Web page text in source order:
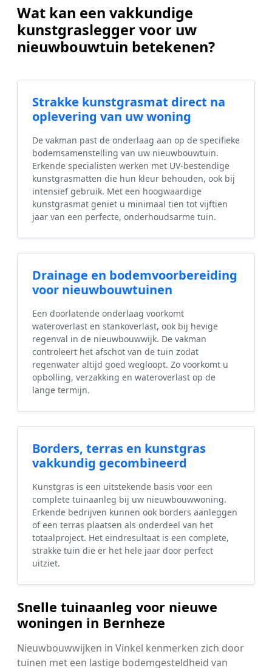
Wat kan een vakkundige
kunstgraslegger voor uw
nieuwbouwtuin betekenen?
Strakke kunstgrasmat direct na
oplevering van uw woning
De vakman past de onderlaag aan op de specifieke
bodemsamenstelling van uw nieuwbouwtuin.
Erkende specialisten werken met UV-bestendige
kunstgrasmatten die hun kleur behouden, ook bij
intensief gebruik. Met een hoogwaardige
kunstgrasmat geniet u minimaal tien tot vijftien
jaar van een perfecte, onderhoudsarme tuin.
Drainage en bodemvoorbereiding
voor nieuwbouwtuinen
Een doorlatende onderlaag voorkomt
wateroverlast en stankoverlast, ook bij hevige
regenval in de nieuwbouwwijk. De vakman
controleert het afschot van de tuin zodat
regenwater altijd goed wegloopt. Zo voorkomt u
opbolling, verzakking en wateroverlast op de
lange termijn.
Borders, terras en kunstgras
vakkundig gecombineerd
Kunstgras is een uitstekende basis voor een
complete tuinaanleg bij uw nieuwbouwwoning.
Erkende bedrijven kunnen ook borders aanleggen
of een terras plaatsen als onderdeel van het
totaalproject. Het eindresultaat is een complete,
strakke tuin die er het hele jaar door perfect
uitziet.
Snelle tuinaanleg voor nieuwe
woningen in Bernheze
Nieuwbouwwijken in Vinkel kenmerken zich door
tuinen met een lastige bodemgesteldheid van